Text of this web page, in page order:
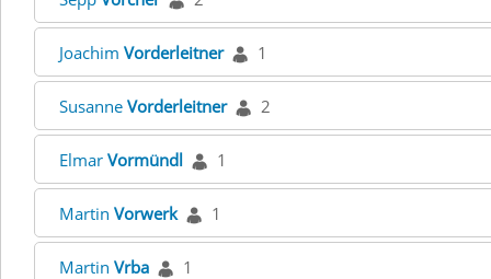
Joachim Vorderleitner 1
Susanne Vorderleitner 2
Elmar Vormündl 1
Martin Vorwerk 1
Martin Vrba 1